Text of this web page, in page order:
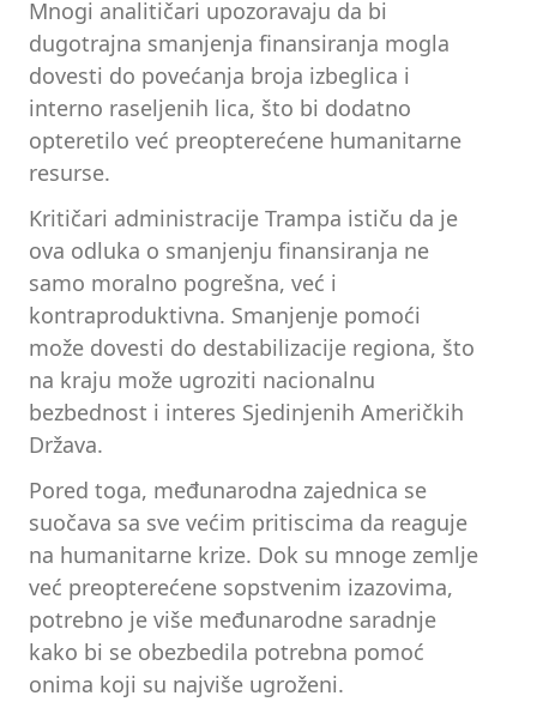
Mnogi analitičari upozoravaju da bi
dugotrajna smanjenja finansiranja mogla
dovesti do povećanja broja izbeglica i
interno raseljenih lica, što bi dodatno
opteretilo već preopterećene humanitarne
resurse.
Kritičari administracije Trampa ističu da je
ova odluka o smanjenju finansiranja ne
samo moralno pogrešna, već i
kontraproduktivna. Smanjenje pomoći
može dovesti do destabilizacije regiona, što
na kraju može ugroziti nacionalnu
bezbednost i interes Sjedinjenih Američkih
Država.
Pored toga, međunarodna zajednica se
suočava sa sve većim pritiscima da reaguje
na humanitarne krize. Dok su mnoge zemlje
već preopterećene sopstvenim izazovima,
potrebno je više međunarodne saradnje
kako bi se obezbedila potrebna pomoć
onima koji su najviše ugroženi.